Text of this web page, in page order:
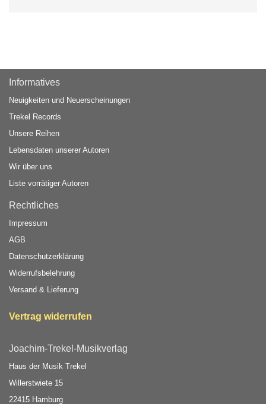
Informatives
Neuigkeiten und Neuerscheinungen
Trekel Records
Unsere Reihen
Lebensdaten unserer Autoren
Wir über uns
Liste vorrätiger Autoren
Rechtliches
Impressum
AGB
Datenschutzerklärung
Widerrufsbelehrung
Versand & Lieferung
Vertrag widerrufen
Joachim-Trekel-Musikverlag
Haus der Musik Trekel
Willerstwiete 15
22415 Hamburg